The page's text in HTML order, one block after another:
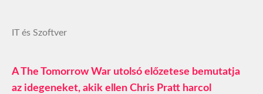
IT és Szoftver
A The Tomorrow War utolsó előzetese bemutatja
az idegeneket, akik ellen Chris Pratt harcol